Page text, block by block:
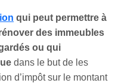
qui peut permettre à
des immeubles
ou qui
dans le but de les
d’impôt sur le montant